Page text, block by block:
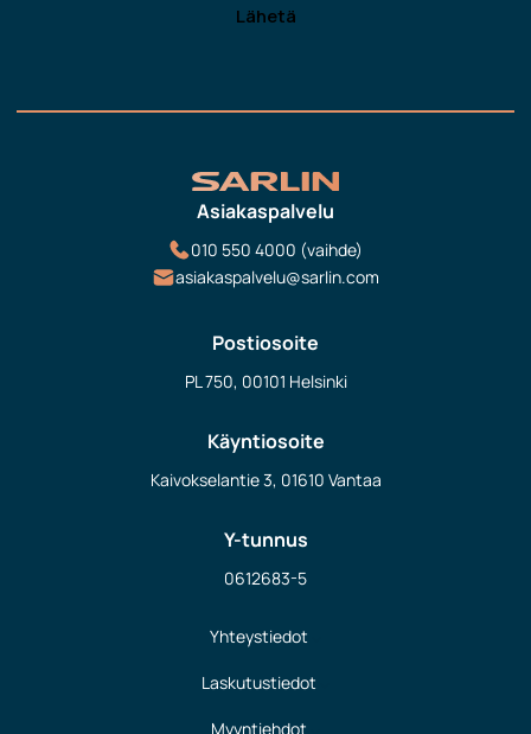
Asiakaspalvelu
010 550 4000 (vaihde)
asiakaspalvelu@sarlin.com
Postiosoite
PL 750, 00101 Helsinki
Käyntiosoite
Kaivokselantie 3, 01610 Vantaa
Y-tunnus
0612683-5
Yhteystiedot
Laskutustiedot
Myyntiehdot